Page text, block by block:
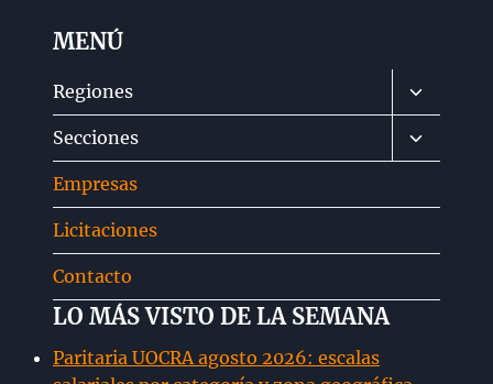
MENÚ
Regiones
Alternar
menú
hijo
Secciones
Alternar
menú
Empresas
Licitaciones
Contacto
LO MÁS VISTO DE LA SEMANA
Paritaria UOCRA agosto 2026: escalas